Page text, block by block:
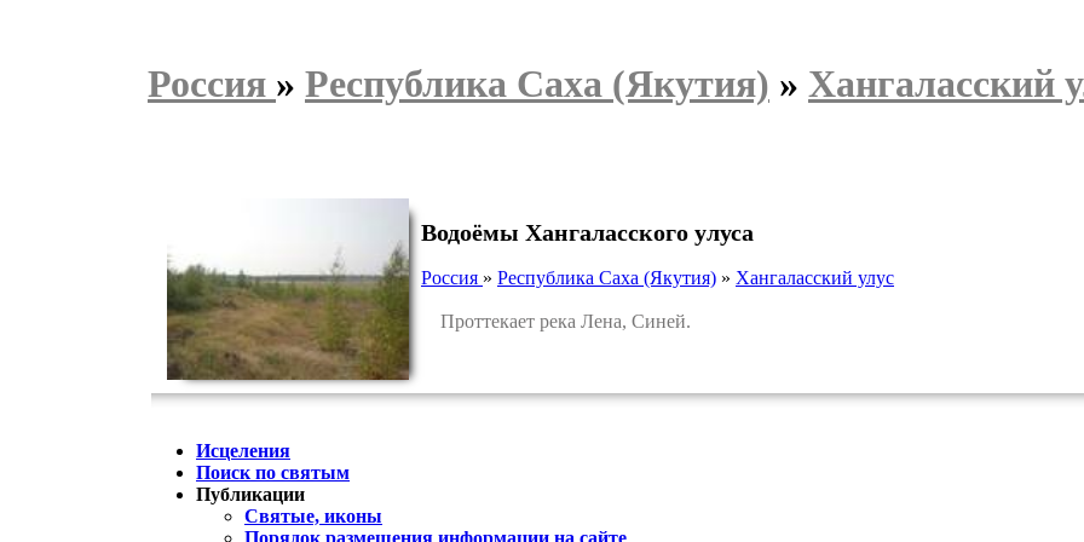
Россия » Республика Саха (Якутия) » Хангаласский
Водоёмы Хангаласского улуса
Россия » Республика Саха (Якутия) » Хангаласский улус
Проттекает река Лена, Синей.
Исцеления
Поиск по святым
Публикации
Святые, иконы